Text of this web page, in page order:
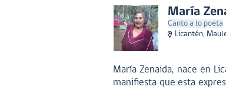
María
Canto a lo poeta
Licantén,
María Zenaida, nace en
manifiesta que esta